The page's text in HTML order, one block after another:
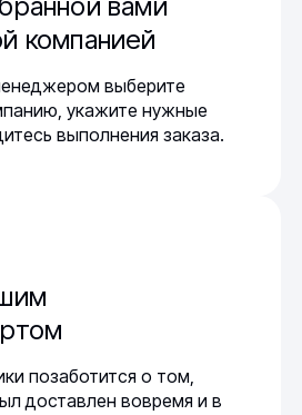
компанией
выберите
укажите нужные
выполнения заказа.
позаботится о том,
доставлен вовремя и в